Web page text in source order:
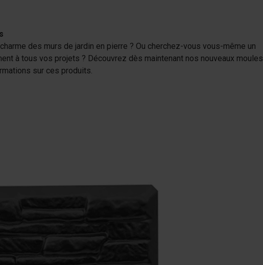
des murs de jardin en pierre ? Ou cherchez-vous vous-même un
à tous vos projets ? Découvrez dès maintenant nos nouveaux moules
sur ces produits.